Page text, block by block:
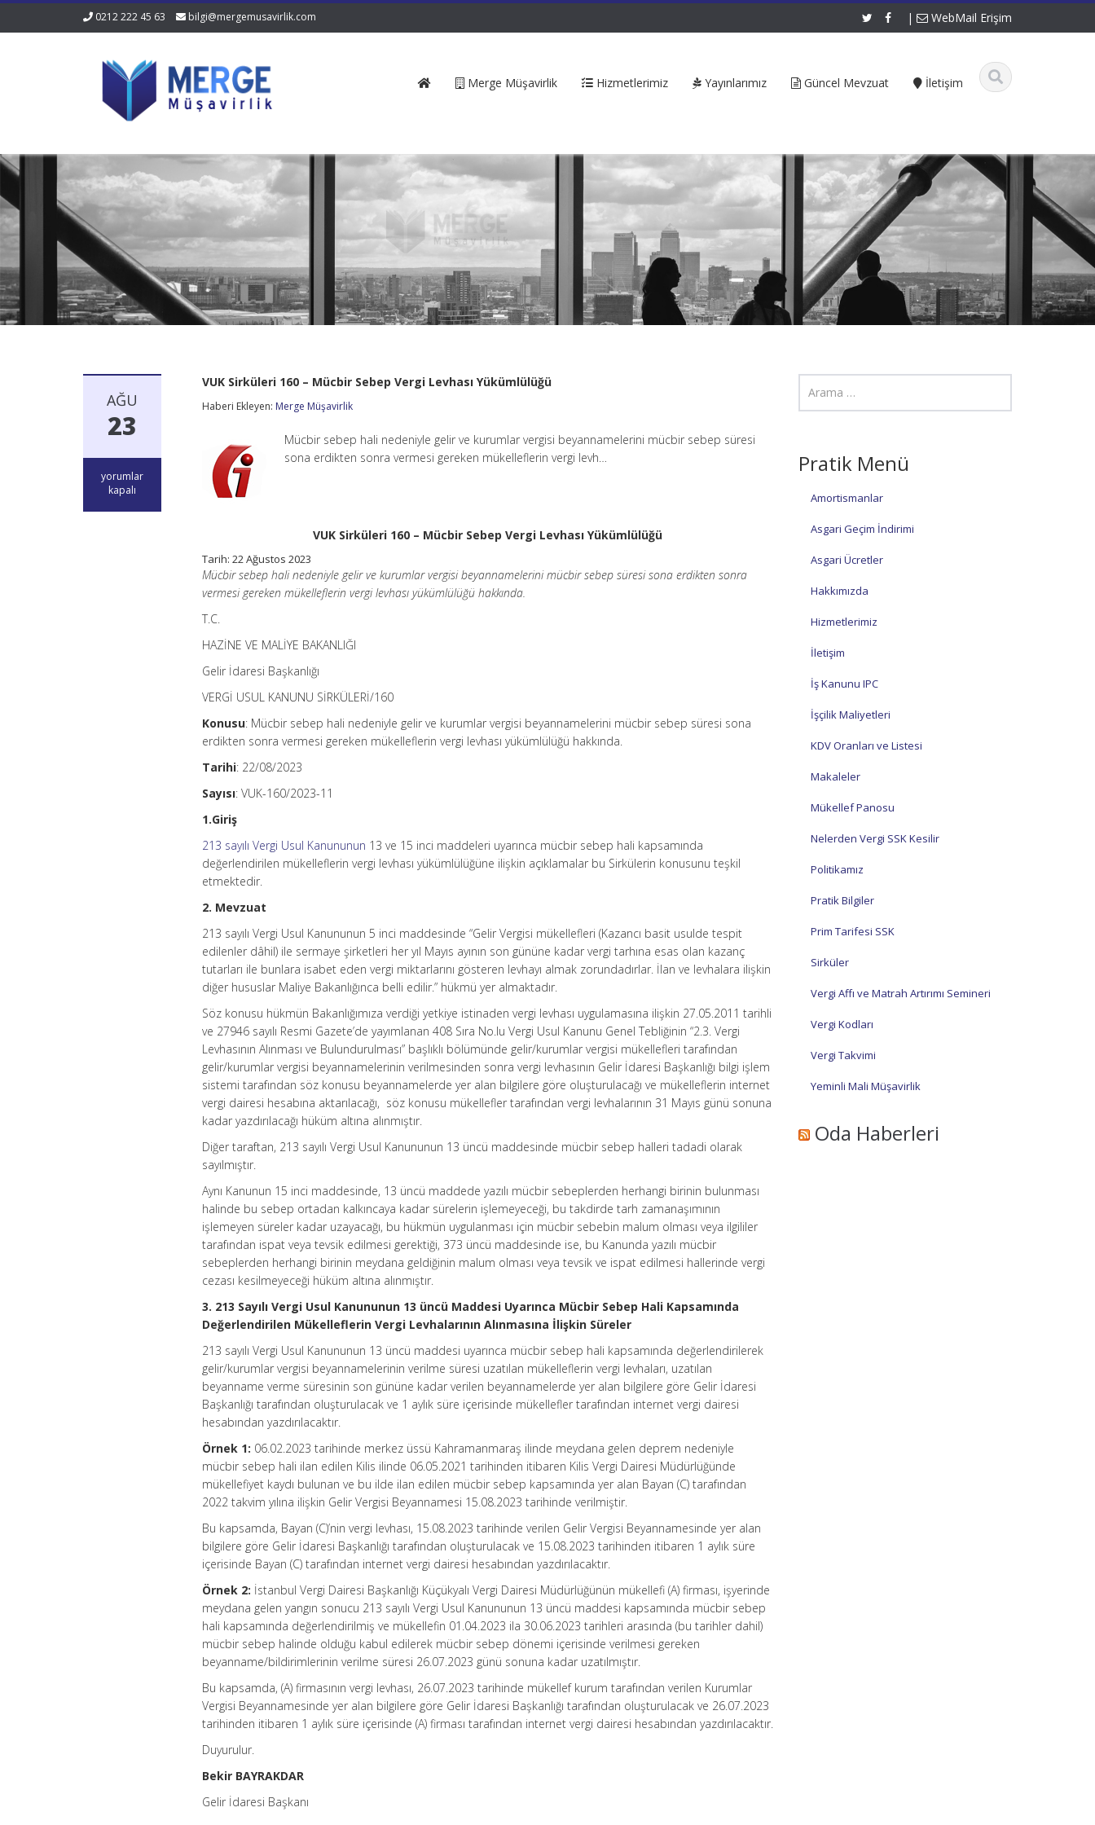
0212 222 45 63 bilgi@mergemusavirlik.com | WebMail Erişim
Merge Müşavirlik Hizmetlerimiz Yayınlarımız Güncel Mevzuat İletişim
AĞU
23
VUK
Sirküleri
yorumlar
kapalı
VUK Sirküleri 160 – Mücbir Sebep Vergi Levhası Yükümlülüğü
Haberi Ekleyen: Merge Müşavirlik
Mücbir sebep hali nedeniyle gelir ve kurumlar vergisi beyannamelerini mücbir sebep süresi
sona erdikten sonra vermesi gereken mükelleflerin vergi levh…
VUK Sirküleri 160 – Mücbir Sebep Vergi Levhası Yükümlülüğü
Tarih: 22 Ağustos 2023
Mücbir sebep hali nedeniyle gelir ve kurumlar vergisi beyannamelerini mücbir sebep süresi sona erdikten sonra
vermesi gereken mükelleflerin vergi levhası yükümlülüğü hakkında.
T.C.
HAZİNE VE MALİYE BAKANLIĞI
Gelir İdaresi Başkanlığı
VERGİ USUL KANUNU SİRKÜLERİ/160
Konusu: Mücbir sebep hali nedeniyle gelir ve kurumlar vergisi beyannamelerini mücbir sebep süresi sona
erdikten sonra vermesi gereken mükelleflerin vergi levhası yükümlülüğü hakkında.
Tarihi: 22/08/2023
Sayısı: VUK-160/2023-11
1.Giriş
213 sayılı Vergi Usul Kanununun 13 ve 15 inci maddeleri uyarınca mücbir sebep hali kapsamında
değerlendirilen mükelleflerin vergi levhası yükümlülüğüne ilişkin açıklamalar bu Sirkülerin konusunu teşkil
etmektedir.
2. Mevzuat
213 sayılı Vergi Usul Kanununun 5 inci maddesinde “Gelir Vergisi mükellefleri (Kazancı basit usulde tespit
edilenler dâhil) ile sermaye şirketleri her yıl Mayıs ayının son gününe kadar vergi tarhına esas olan kazanç
tutarları ile bunlara isabet eden vergi miktarlarını gösteren levhayı almak zorundadırlar. İlan ve levhalara ilişkin
diğer hususlar Maliye Bakanlığınca belli edilir.” hükmü yer almaktadır.
Söz konusu hükmün Bakanlığımıza verdiği yetkiye istinaden vergi levhası uygulamasına ilişkin 27.05.2011 tarihli
ve 27946 sayılı Resmi Gazete’de yayımlanan 408 Sıra No.lu Vergi Usul Kanunu Genel Tebliğinin “2.3. Vergi
Levhasının Alınması ve Bulundurulması” başlıklı bölümünde gelir/kurumlar vergisi mükellefleri tarafından
gelir/kurumlar vergisi beyannamelerinin verilmesinden sonra vergi levhasının Gelir İdaresi Başkanlığı bilgi işlem
sistemi tarafından söz konusu beyannamelerde yer alan bilgilere göre oluşturulacağı ve mükelleflerin internet
vergi dairesi hesabına aktarılacağı, söz konusu mükellefler tarafından vergi levhalarının 31 Mayıs günü sonuna
kadar yazdırılacağı hüküm altına alınmıştır.
Diğer taraftan, 213 sayılı Vergi Usul Kanununun 13 üncü maddesinde mücbir sebep halleri tadadi olarak
sayılmıştır.
Aynı Kanunun 15 inci maddesinde, 13 üncü maddede yazılı mücbir sebeplerden herhangi birinin bulunması
halinde bu sebep ortadan kalkıncaya kadar sürelerin işlemeyeceği, bu takdirde tarh zamanaşımının
işlemeyen süreler kadar uzayacağı, bu hükmün uygulanması için mücbir sebebin malum olması veya ilgililer
tarafından ispat veya tevsik edilmesi gerektiği, 373 üncü maddesinde ise, bu Kanunda yazılı mücbir
sebeplerden herhangi birinin meydana geldiğinin malum olması veya tevsik ve ispat edilmesi hallerinde vergi
cezası kesilmeyeceği hüküm altına alınmıştır.
3. 213 Sayılı Vergi Usul Kanununun 13 üncü Maddesi Uyarınca Mücbir Sebep Hali Kapsamında
Değerlendirilen Mükelleflerin Vergi Levhalarının Alınmasına İlişkin Süreler
213 sayılı Vergi Usul Kanununun 13 üncü maddesi uyarınca mücbir sebep hali kapsamında değerlendirilerek
gelir/kurumlar vergisi beyannamelerinin verilme süresi uzatılan mükelleflerin vergi levhaları, uzatılan
beyanname verme süresinin son gününe kadar verilen beyannamelerde yer alan bilgilere göre Gelir İdaresi
Başkanlığı tarafından oluşturulacak ve 1 aylık süre içerisinde mükellefler tarafından internet vergi dairesi
hesabından yazdırılacaktır.
Örnek 1: 06.02.2023 tarihinde merkez üssü Kahramanmaraş ilinde meydana gelen deprem nedeniyle
mücbir sebep hali ilan edilen Kilis ilinde 06.05.2021 tarihinden itibaren Kilis Vergi Dairesi Müdürlüğünde
mükellefiyet kaydı bulunan ve bu ilde ilan edilen mücbir sebep kapsamında yer alan Bayan (C) tarafından
2022 takvim yılına ilişkin Gelir Vergisi Beyannamesi 15.08.2023 tarihinde verilmiştir.
Bu kapsamda, Bayan (C)’nin vergi levhası, 15.08.2023 tarihinde verilen Gelir Vergisi Beyannamesinde yer alan
bilgilere göre Gelir İdaresi Başkanlığı tarafından oluşturulacak ve 15.08.2023 tarihinden itibaren 1 aylık süre
içerisinde Bayan (C) tarafından internet vergi dairesi hesabından yazdırılacaktır.
Örnek 2: İstanbul Vergi Dairesi Başkanlığı Küçükyalı Vergi Dairesi Müdürlüğünün mükellefi (A) firması, işyerinde
meydana gelen yangın sonucu 213 sayılı Vergi Usul Kanununun 13 üncü maddesi kapsamında mücbir sebep
hali kapsamında değerlendirilmiş ve mükellefin 01.04.2023 ila 30.06.2023 tarihleri arasında (bu tarihler dahil)
mücbir sebep halinde olduğu kabul edilerek mücbir sebep dönemi içerisinde verilmesi gereken
beyanname/bildirimlerinin verilme süresi 26.07.2023 günü sonuna kadar uzatılmıştır.
Bu kapsamda, (A) firmasının vergi levhası, 26.07.2023 tarihinde mükellef kurum tarafından verilen Kurumlar
Vergisi Beyannamesinde yer alan bilgilere göre Gelir İdaresi Başkanlığı tarafından oluşturulacak ve 26.07.2023
tarihinden itibaren 1 aylık süre içerisinde (A) firması tarafından internet vergi dairesi hesabından yazdırılacaktır.
Duyurulur.
Bekir BAYRAKDAR
Gelir İdaresi Başkanı
Pratik Menü
Amortismanlar
Asgari Geçim İndirimi
Asgari Ücretler
Hakkımızda
Hizmetlerimiz
İletişim
İş Kanunu IPC
İşçilik Maliyetleri
KDV Oranları ve Listesi
Makaleler
Mükellef Panosu
Nelerden Vergi SSK Kesilir
Politikamız
Pratik Bilgiler
Prim Tarifesi SSK
Sirküler
Vergi Affı ve Matrah Artırımı Semineri
Vergi Kodları
Vergi Takvimi
Yeminli Mali Müşavirlik
Oda Haberleri